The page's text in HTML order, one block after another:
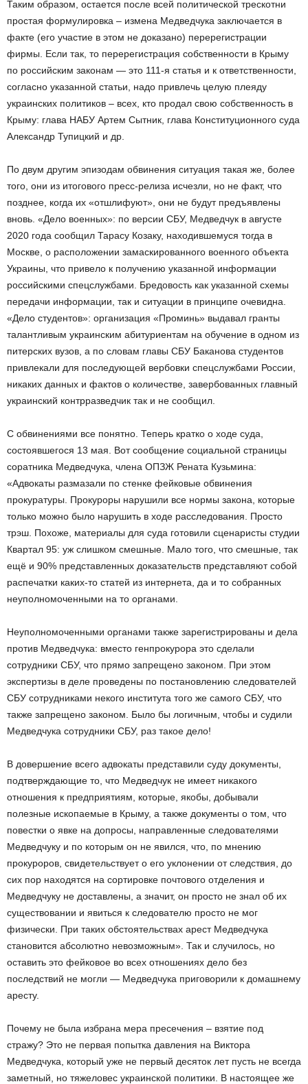
Таким образом, остается после всей политической трескотни
простая формулировка – измена Медведчука заключается в
факте (его участие в этом не доказано) перерегистрации
фирмы. Если так, то перерегистрация собственности в Крыму
по российским законам — это 111-я статья и к ответственности,
согласно указанной статьи, надо привлечь целую плеяду
украинских политиков – всех, кто продал свою собственность в
Крыму: глава НАБУ Артем Сытник, глава Конституционного суда
Александр Тупицкий и др.
По двум другим эпизодам обвинения ситуация такая же, более
того, они из итогового пресс-релиза исчезли, но не факт, что
позднее, когда их «отшлифуют», они не будут предъявлены
вновь. «Дело военных»: по версии СБУ, Медведчук в августе
2020 года сообщил Тарасу Козаку, находившемуся тогда в
Москве, о расположении замаскированного военного объекта
Украины, что привело к получению указанной информации
российскими спецслужбами. Бредовость как указанной схемы
передачи информации, так и ситуации в принципе очевидна.
«Дело студентов»: организация «Проминь» выдавал гранты
талантливым украинским абитуриентам на обучение в одном из
питерских вузов, а по словам главы СБУ Баканова студентов
привлекали для последующей вербовки спецслужбами России,
никаких данных и фактов о количестве, завербованных главный
украинский контрразведчик так и не сообщил.
С обвинениями все понятно. Теперь кратко о ходе суда,
состоявшегося 13 мая. Вот сообщение социальной страницы
соратника Медведчука, члена ОПЗЖ Рената Кузьмина:
«Адвокаты размазали по стенке фейковые обвинения
прокуратуры. Прокуроры нарушили все нормы закона, которые
только можно было нарушить в ходе расследования. Просто
трэш. Похоже, материалы для суда готовили сценаристы студии
Квартал 95: уж слишком смешные. Мало того, что смешные, так
ещё и 90% представленных доказательств представляют собой
распечатки каких-то статей из интернета, да и то собранных
неуполномоченными на то органами.
Неуполномоченными органами также зарегистрированы и дела
против Медведчука: вместо генпрокурора это сделали
сотрудники СБУ, что прямо запрещено законом. При этом
экспертизы в деле проведены по постановлению следователей
СБУ сотрудниками некого института того же самого СБУ, что
также запрещено законом. Было бы логичным, чтобы и судили
Медведчука сотрудники СБУ, раз такое дело!
В довершение всего адвокаты представили суду документы,
подтверждающие то, что Медведчук не имеет никакого
отношения к предприятиям, которые, якобы, добывали
полезные ископаемые в Крыму, а также документы о том, что
повестки о явке на допросы, направленные следователями
Медведчуку и по которым он не явился, что, по мнению
прокуроров, свидетельствует о его уклонении от следствия, до
сих пор находятся на сортировке почтового отделения и
Медведчуку не доставлены, а значит, он просто не знал об их
существовании и явиться к следователю просто не мог
физически. При таких обстоятельствах арест Медведчука
становится абсолютно невозможным». Так и случилось, но
оставить это фейковое во всех отношениях дело без
последствий не могли — Медведчука приговорили к домашнему
аресту.
Почему не была избрана мера пресечения – взятие под
стражу? Это не первая попытка давления на Виктора
Медведчука, который уже не первый десяток лет пусть не всегда
заметный, но тяжеловес украинской политики. В настоящее же